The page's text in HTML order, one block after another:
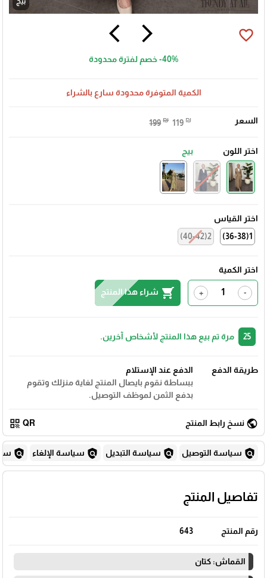
arrow_forward_ios
arrow_back_ios favorite_border
-40% خصم لفترة محدودة
الكمية المتوفرة محدودة سارع بالشراء
السعر 199 ₪ 119 ₪
اختر اللون بيج
اختر القياس
1(36-38)
2(40-42)
اختر الكمية
-
+
shopping_cart شراء هذا المنتج
مرة تم بيع هذا المنتج لأشخاص آخرين.
طريقة الدفع
الدفع عند الإستلام
ببساطة نقوم بايصال المنتج لغاية منزلك وتقوم
بدفع الثمن لموظف التوصيل.
public نسخ رابط المنتج QR
qr_code
policy سياسة التوصيل policy سياسة التبديل policy سياسة الإلغاء policy
تفاصيل المنتج
رقم المنتج 643
القماش: كتان